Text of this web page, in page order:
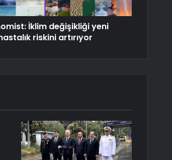
İklim değişikliği yeni
riskini artırıyor